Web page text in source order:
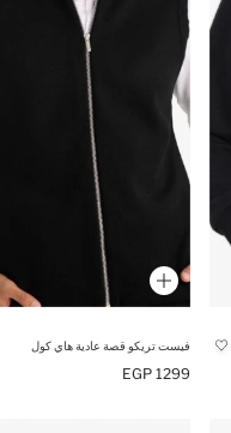
فيست تريكو قصة عادية هاي كول
1299 EGP